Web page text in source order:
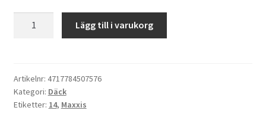
73K
MU-
10
Lägg till i varukorg
Artikelnr: 4717784507576
Kategori: Däck
Etiketter: 14, Maxxis